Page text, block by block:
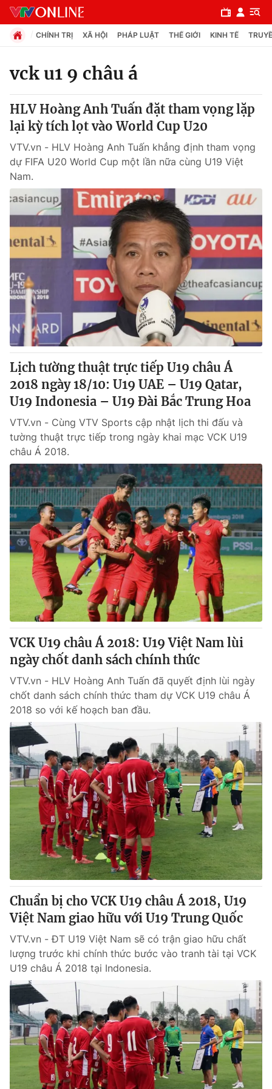
Chuyên mục
Chính trị
Xã hội
Pháp luật
Y tế
Thế giới
Tin tức
Thế giới đó đây
Câu chuyện quốc tế
Kinh tế
Tài chính
Thị trường
Góc doanh nghiệp
Dữ liệu và đời sống
Truyền hình
Phim VTV
Hậu trường
Nhân vật
Khán giả
Giải sao mai
Giải trí
Điện ảnh
Âm nhạc
Sao
Đời sống
Du lịch
Làm đẹp
Chất lượng cuộc sống
Giáo dục
Tuyển sinh
Học trực tuyến
Công nghệ
Hitech Công nghệ tương lai
Sản phẩm
Thị trường
Tư vấn
Giao lưu trực tuyến
Lịch phát sóng
Chuyên mục khác
Emagazine Podcast
Photo Infographic
Video Shorts video
VTV Money VTV Thể thao
VTV Sức khoẻ Bất động sản
Thị trường 24h Tấm lòng Việt
VTV4 Vươn mình bằng AI
VTV9 VTV8
Liên hệ tòa soạn English
THỜI BÁO VTV
Theo dõi báo trên
Cơ quan chủ quản:Đài Truyền hình Việt Nam
CHÍNH TRỊ XÃ HỘI PHÁP LUẬT THẾ GIỚI KINH TẾ
vck u1 9 châu á
HLV Hoàng Anh Tuấn đặt tham vọng lặp
lại kỳ tích lọt vào World Cup U20
VTV.vn - HLV Hoàng Anh Tuấn khẳng định tham vọng
dự FIFA U20 World Cup một lần nữa cùng U19 Việt
Nam.
Lịch tường thuật trực tiếp U19 châu Á
2018 ngày 18/10: U19 UAE – U19 Qatar,
U19 Indonesia – U19 Đài Bắc Trung Hoa
VTV.vn - Cùng VTV Sports cập nhật lịch thi đấu và
tường thuật trực tiếp trong ngày khai mạc VCK U19
châu Á 2018.
VCK U19 châu Á 2018: U19 Việt Nam lùi
ngày chốt danh sách chính thức
VTV.vn - HLV Hoàng Anh Tuấn đã quyết định lùi ngày
chốt danh sách chính thức tham dự VCK U19 châu Á
2018 so với kế hoạch ban đầu.
Chuẩn bị cho VCK U19 châu Á 2018, U19
Việt Nam giao hữu với U19 Trung Quốc
VTV.vn - ĐT U19 Việt Nam sẽ có trận giao hữu chất
lượng trước khi chính thức bước vào tranh tài tại VCK
U19 châu Á 2018 tại Indonesia.